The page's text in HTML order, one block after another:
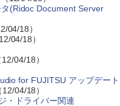
(Ridoc Document Server
04/18）
04/18）
12/04/18）
for FUJITSU アップデート
12/04/18）
・ドライバー関連